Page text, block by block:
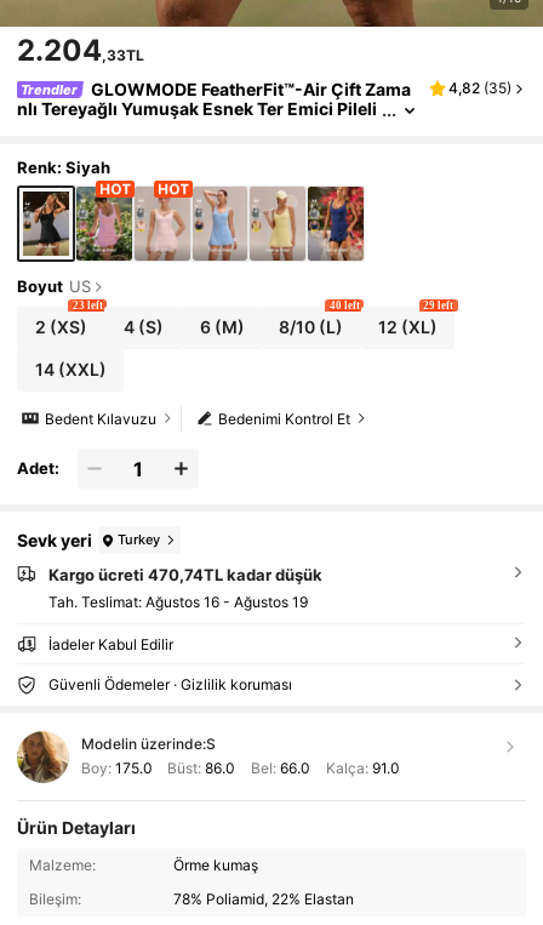
2.204,33TL
Trendler
GLOWMODE FeatherFit™-Air Çift Zama
nlı Tereyağlı Yumuşak Esnek Ter Emici Pileli
Düşük Etkili Tenis, Golf, Pickleball, Günlük Rahat
Giyim
4,82 (35)
Renk: Siyah
Boyut US
2 (XS)
23 left
4(S) 6(M) 8/10 (L)
40 left
12 (XL)
29 left
14(XXL)
Bedenimi Kontrol Et
Bedent Kılavuzu
Adet:
Sevk yeri Turkey
Kargo ücreti 470,74TL kadar düşük
Tah. Teslimat: Ağustos 16 - Ağustos 19
İadeler Kabul Edilir
Güvenli Ödemeler · Gizlilik koruması
Modelin üzerinde:S
Boy: 175.0 Büst:86.0 Bel: 66.0 Kalça: 91.0
Ürün Detayları
Malzeme:
Örme kumaş
Bileşim:
78% Poliamid, 22% Elastan